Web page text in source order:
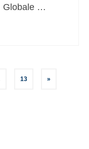
Globale …
13 »